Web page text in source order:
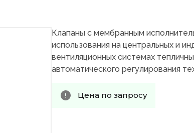
Клапаны с мембранным
использования на центральных и
вентиляционных системах
автоматического регулирования
Цена по запросу